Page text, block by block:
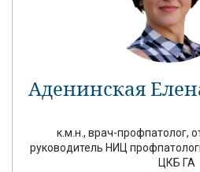
Аденинская
к.м.н., врач-профпатолог,
руководитель НИЦ
ЦКБ ГА